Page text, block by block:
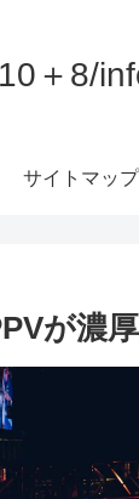
10＋8/
サイトマップ
が濃厚